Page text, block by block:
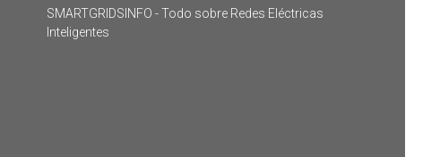
SMARTGRIDSINFO - Todo sobre Redes Eléctricas
Inteligentes